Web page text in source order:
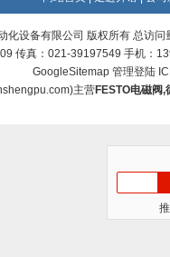
化设备有限公司 版权所有 总访问
传真：021-39197549 手机：
GoogleSitemap 管理登陆
)主营FESTO电磁阀,